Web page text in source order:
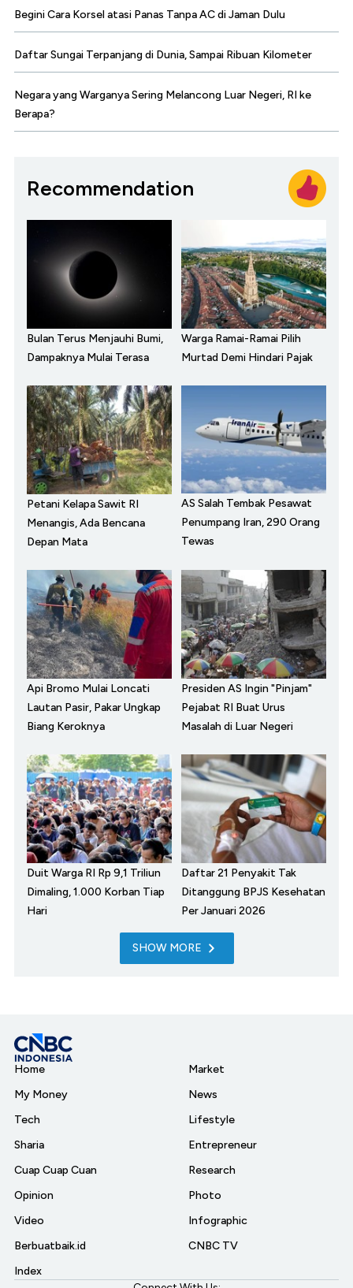
Begini Cara Korsel atasi Panas Tanpa AC di Jaman Dulu
Daftar Sungai Terpanjang di Dunia, Sampai Ribuan Kilometer
Negara yang Warganya Sering Melancong Luar Negeri, RI ke
Berapa?
Recommendation
Bulan Terus Menjauhi Bumi,
Dampaknya Mulai Terasa
Warga Ramai-Ramai Pilih
Murtad Demi Hindari Pajak
Petani Kelapa Sawit RI
Menangis, Ada Bencana
Depan Mata
AS Salah Tembak Pesawat
Penumpang Iran, 290 Orang
Tewas
Api Bromo Mulai Loncati
Lautan Pasir, Pakar Ungkap
Biang Keroknya
Presiden AS Ingin "Pinjam"
Pejabat RI Buat Urus
Masalah di Luar Negeri
Duit Warga RI Rp 9,1 Triliun
Dimaling, 1.000 Korban Tiap
Hari
Daftar 21 Penyakit Tak
Ditanggung BPJS Kesehatan
Per Januari 2026
SHOW MORE
Home
My Money
Tech
Sharia
Cuap Cuap Cuan
Opinion
Video
Berbuatbaik.id
Index
Market
News
Lifestyle
Entrepreneur
Research
Photo
Infographic
CNBC TV